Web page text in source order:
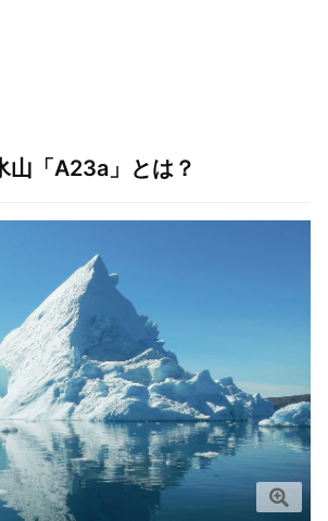
山「A23a」とは？